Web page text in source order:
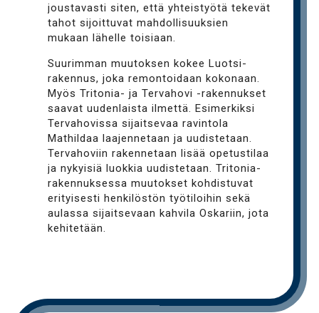
joustavasti siten, että yhteistyötä tekevät
tahot sijoittuvat mahdollisuuksien
mukaan lähelle toisiaan.
Suurimman muutoksen kokee Luotsi-
rakennus, joka remontoidaan kokonaan.
Myös Tritonia- ja Tervahovi -rakennukset
saavat uudenlaista ilmettä. Esimerkiksi
Tervahovissa sijaitsevaa ravintola
Mathildaa laajennetaan ja uudistetaan.
Tervahoviin rakennetaan lisää opetustilaa
ja nykyisiä luokkia uudistetaan. Tritonia-
rakennuksessa muutokset kohdistuvat
erityisesti henkilöstön työtiloihin sekä
aulassa sijaitsevaan kahvila Oskariin, jota
kehitetään.